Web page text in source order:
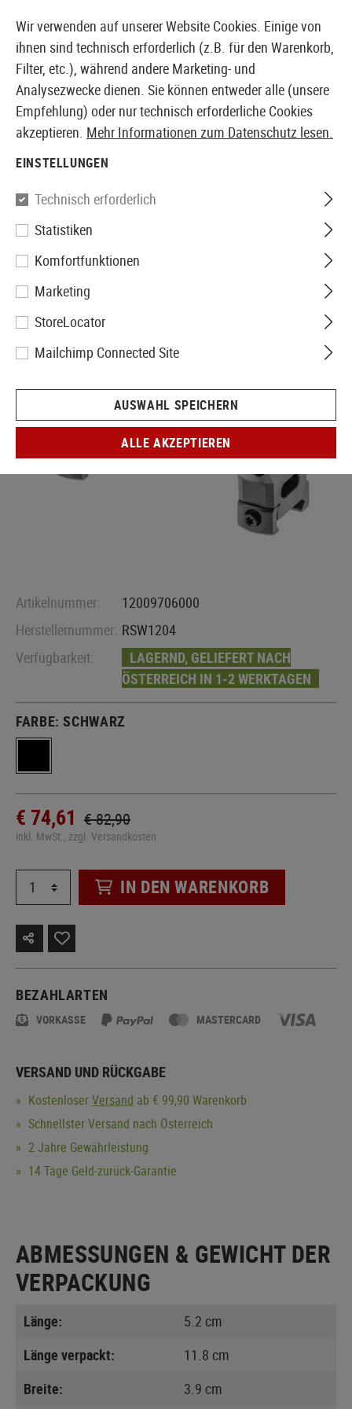
EUROPÄISCHER AIRSOFT SHOP & GROßHÄNDLER
Leapers
25.4mm High Profile Steel
Picatinny Rings
Artikelnummer:
12009706000
Herstellernummer: RSW1204
Verfügbarkeit:
LAGERND, GELIEFERT NACH
ÖSTERREICH IN 1-2 WERKTAGEN
FARBE:SCHWARZ
€ 74,61 € 82,90
inkl. MwSt., zzgl. Versandkosten
IN DEN WARENKORB
BEZAHLARTEN
VORKASSE MASTERCARD
VERSAND UND RÜCKGABE
KostenloserVersand ab € 99,90 Warenkorb
Schnellster Versand nach Österreich
2 Jahre Gewährleistung
14 Tage Geld-zurück-Garantie
ABMESSUNGEN & GEWICHT DER
VERPACKUNG
Länge:
5.2 cm
Länge verpackt:
11.8 cm
Breite:
3.9 cm
Wir verwenden auf unserer Website Cookies. Einige von
ihnen sind technisch erforderlich (z.B. für den Warenkorb,
Filter, etc.), während andere Marketing- und
Analysezwecke dienen. Sie können entweder alle (unsere
Empfehlung) oder nur technisch erforderliche Cookies
akzeptieren. Mehr Informationen zum Datenschutz lesen.
EINSTELLUNGEN
Technisch erforderlich
Statistiken
Komfortfunktionen
Marketing
StoreLocator
Mailchimp Connected Site
AUSWAHL SPEICHERN
ALLE AKZEPTIEREN